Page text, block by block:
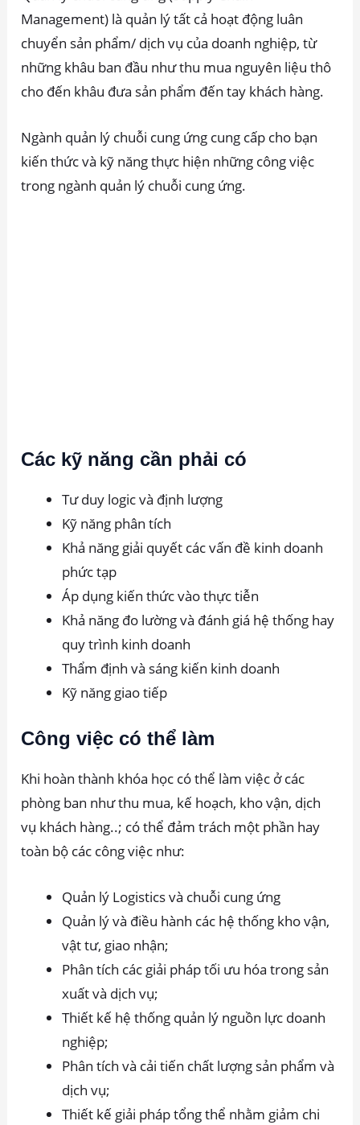
Management) là quản lý tất cả hoạt động luân
chuyển sản phẩm/ dịch vụ của doanh nghiệp, từ
những khâu ban đầu như thu mua nguyên liệu thô
cho đến khâu đưa sản phẩm đến tay khách hàng.
Ngành quản lý chuỗi cung ứng cung cấp cho bạn
kiến thức và kỹ năng thực hiện những công việc
trong ngành quản lý chuỗi cung ứng.
Các kỹ năng cần phải có
Tư duy logic và định lượng
Kỹ năng phân tích
Khả năng giải quyết các vấn đề kinh doanh
phức tạp
Áp dụng kiến thức vào thực tiễn
Khả năng đo lường và đánh giá hệ thống hay
quy trình kinh doanh
Thẩm định và sáng kiến kinh doanh
Kỹ năng giao tiếp
Công việc có thể làm
Khi hoàn thành khóa học có thể làm việc ở các
phòng ban như thu mua, kế hoạch, kho vận, dịch
vụ khách hàng..; có thể đảm trách một phần hay
toàn bộ các công việc như:
Quản lý Logistics và chuỗi cung ứng
Quản lý và điều hành các hệ thống kho vận,
vật tư, giao nhận;
Phân tích các giải pháp tối ưu hóa trong sản
xuất và dịch vụ;
Thiết kế hệ thống quản lý nguồn lực doanh
nghiệp;
Phân tích và cải tiến chất lượng sản phẩm và
dịch vụ;
Thiết kế giải pháp tổng thể nhằm giảm chi